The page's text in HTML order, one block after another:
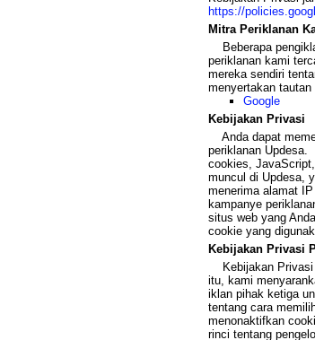
https://
Mitra Periklanan
Beberapa
periklanan kami
mereka sendiri
menyertakan
Google
Kebijakan Privasi
Anda dapat
periklanan Updesa.
cookies,
muncul di Updesa,
menerima alamat
kampanye
situs web yang
cookie yang
Kebijakan Privasi
Kebijakan Privasi
itu, kami
iklan pihak ketiga
tentang cara
menonaktifkan
rinci tentang